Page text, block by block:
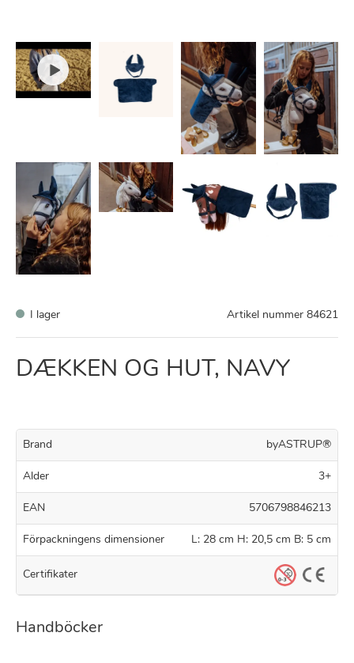
I lager Artikel nummer 84621
DÆKKEN OG HUT, NAVY
Brand byASTRUP®
Alder 3+
EAN 5706798846213
Förpackningens dimensioner L: 28 cm H: 20,5 cm B: 5 cm
Certifikater
Handböcker